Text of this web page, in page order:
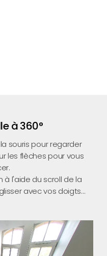
à 360°
souris pour regarder
les flèches pour vous
à l'aide du scroll de la
avec vos doigts...